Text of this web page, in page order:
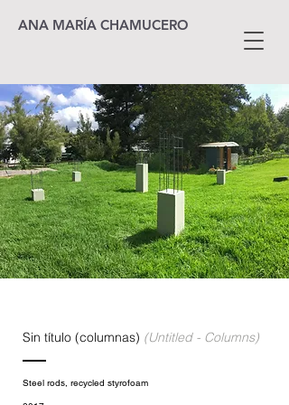
ANA MARÍA CHAMUCERO
Sin título (columnas) (Untitled - Columns)
Steel rods, recycled styrofoam